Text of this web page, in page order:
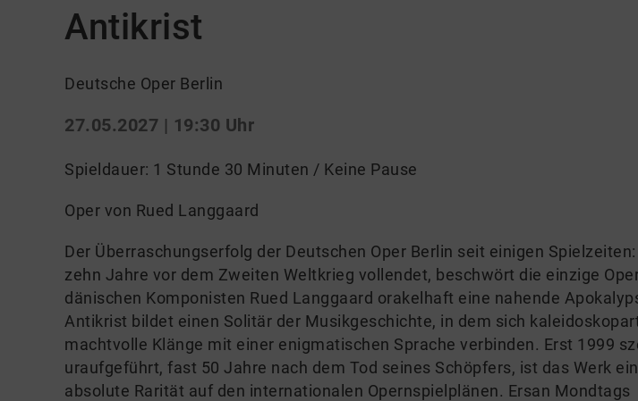
Antikrist
Deutsche Oper Berlin
27.05.2027 | 19:30 Uhr
Spieldauer: 1 Stunde 30 Minuten / Keine Pause
Oper von Rued Langgaard
Der Überraschungserfolg der Deutschen Oper Berlin seit einigen Spielzeiten:
zehn Jahre vor dem Zweiten Weltkrieg vollendet, beschwört die einzige
dänischen Komponisten Rued Langgaard orakelhaft eine nahende
Antikrist bildet einen Solitär der Musikgeschichte, in dem sich
machtvolle Klänge mit einer enigmatischen Sprache verbinden. Erst 1999
uraufgeführt, fast 50 Jahre nach dem Tod seines Schöpfers, ist das Werk
absolute Rarität auf den internationalen Opernspielplänen. Ersan Mondtags